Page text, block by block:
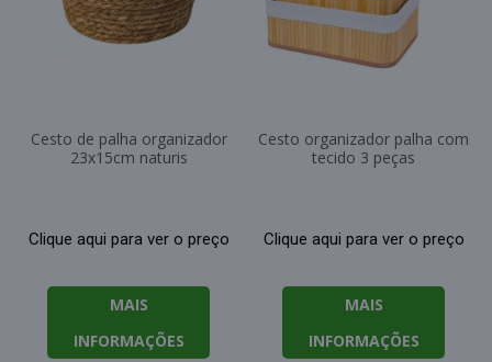
Cesto de palha organizador
23x15cm naturis
Clique aqui para ver o preço
MAIS
INFORMAÇÕES
Cesto organizador palha com
tecido 3 peças
Clique aqui para ver o preço
MAIS
INFORMAÇÕES